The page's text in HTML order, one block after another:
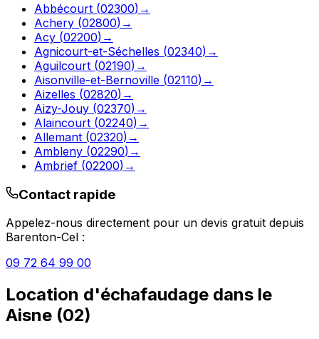
Abbécourt (02300) →
Achery (02800) →
Acy (02200) →
Agnicourt-et-Séchelles (02340) →
Aguilcourt (02190) →
Aisonville-et-Bernoville (02110) →
Aizelles (02820) →
Aizy-Jouy (02370) →
Alaincourt (02240) →
Allemant (02320) →
Ambleny (02290) →
Ambrief (02200) →
Contact rapide
Appelez-nous directement pour un devis gratuit depuis
Barenton-Cel :
09 72 64 99 00
Location d'échafaudage dans le
Aisne (02)